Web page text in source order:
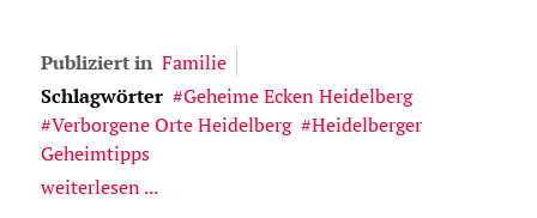
Publiziert in Familie
Schlagwörter
Geheime Ecken Heidelberg
Verborgene Orte Heidelberg
Heidelberger
Geheimtipps
weiterlesen ...